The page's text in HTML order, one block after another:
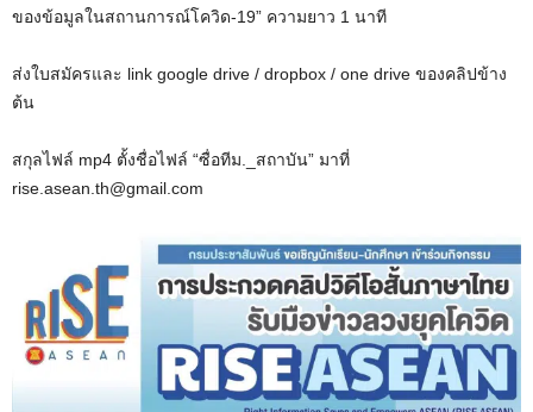
ของข้อมูลในสถานการณ์โควิด-19” ความยาว 1 นาที
ส่งใบสมัครและ link google drive / dropbox / one drive ของคลิปข้าง
ต้น
สกุลไฟล์ mp4 ตั้งชื่อไฟล์ “ซื่อทีม._สถาบัน” มาที่
rise.asean.th@gmail.com